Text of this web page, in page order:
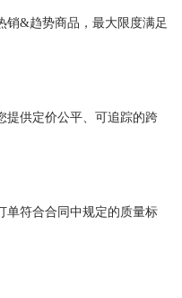
销&趋势商品，最大限度满足
提供定价公平、可追踪的跨
单符合合同中规定的质量标